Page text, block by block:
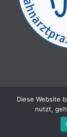
Copyright
Diese Website
nutzt,